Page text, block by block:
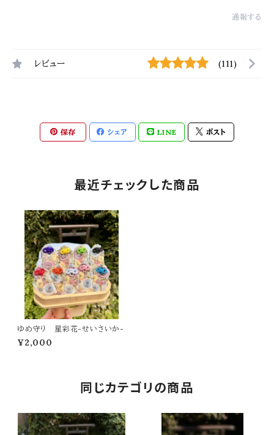
通報する
レビュー (111)
保存 シェア LINE ポスト
最近チェックした商品
ゆめ守り 星彩花-せいさいか-
¥2,000
同じカテゴリの商品